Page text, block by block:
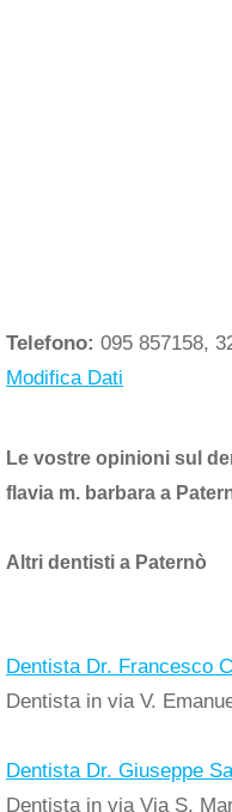
Telefono: 095 857158,
Modifica Dati
Le vostre opinioni sul
flavia m. barbara a
Altri dentisti a Paternò
Dentista Dr. Francesco
Dentista in via V.
Dentista Dr. Giuseppe
Dentista in via Via S.